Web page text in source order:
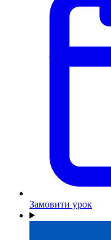
Замовити урок